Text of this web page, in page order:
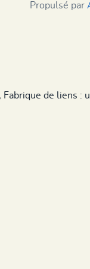
Propulsé par
Fabrique de liens :